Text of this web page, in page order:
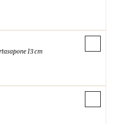
13 cm